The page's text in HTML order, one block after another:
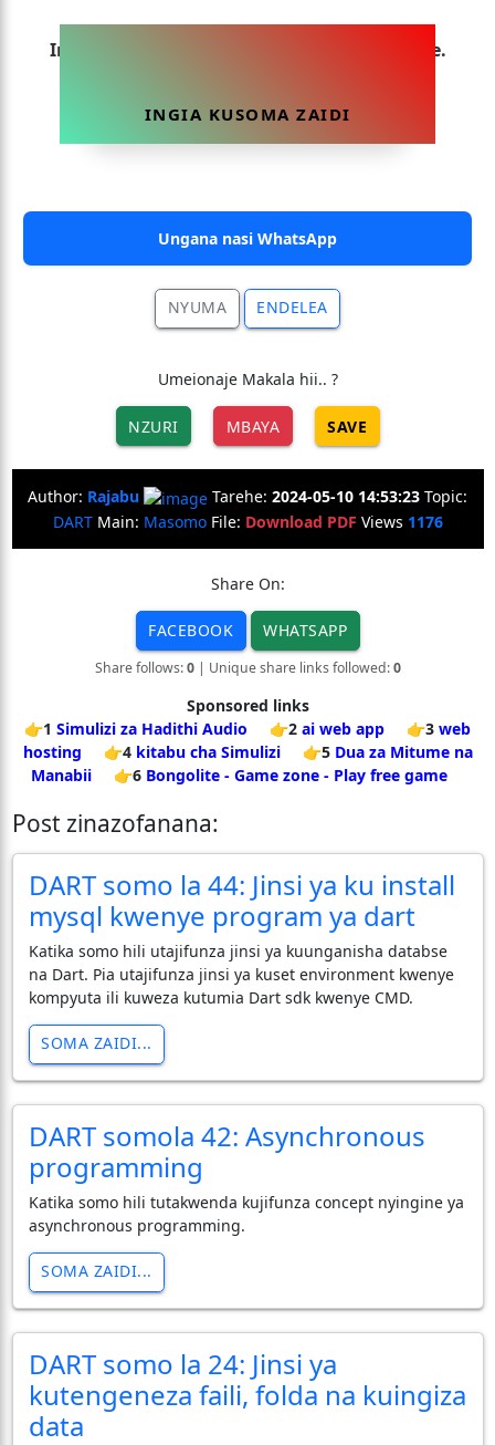
Ingia sasa ili uweze kusoma makala hii yote.
INGIA KUSOMA ZAIDI
Ungana nasi WhatsApp
NYUMA ENDELEA
Umeionaje Makala hii.. ?
NZURI MBAYA SAVE
Author: Rajabu Tarehe: 2024-05-10 14:53:23 Topic:
DARTMain: MasomoFile: Download PDF Views 1176
Share On:
FACEBOOK WHATSAPP
Share follows:0| Unique share links followed:0
Sponsored links
👉1 Simulizi za Hadithi Audio 👉2 ai web app 👉3 web
hosting
👉4 kitabu cha Simulizi 👉5 Dua za Mitume na
Manabii
👉6 Bongolite - Game zone - Play free game
Post zinazofanana:
DART somo la 44: Jinsi ya ku install
mysql kwenye program ya dart
Katika somo hili utajifunza jinsi ya kuunganisha databse
na Dart. Pia utajifunza jinsi ya kuset environment kwenye
kompyuta ili kuweza kutumia Dart sdk kwenye CMD.
SOMA ZAIDI...
DART somola 42: Asynchronous
programming
Katika somo hili tutakwenda kujifunza concept nyingine ya
asynchronous programming.
SOMA ZAIDI...
DART somo la 24: Jinsi ya
kutengeneza faili, folda na kuingiza
data